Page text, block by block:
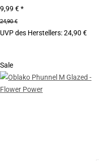
9,99 €*
24,90 €
UVP des Herstellers:24,90 €
Sale